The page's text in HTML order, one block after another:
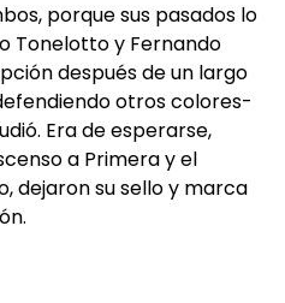
porque sus pasados lo
Tonelotto y Fernando
después de un largo
otros colores-
Era de esperarse,
a Primera y el
dejaron su sello y marca